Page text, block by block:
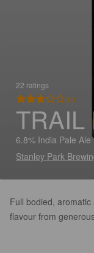
22 ratings
3.3
TRAIL
6.8% India Pale Ale
Stanley Park
Full bodied, aromatic
flavour from